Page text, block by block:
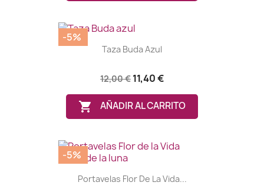
Taza Buda Azul
12,00 € 11,40 €
 AÑADIR AL CARRITO
-5%
Portavelas Flor De La Vida...
-5%